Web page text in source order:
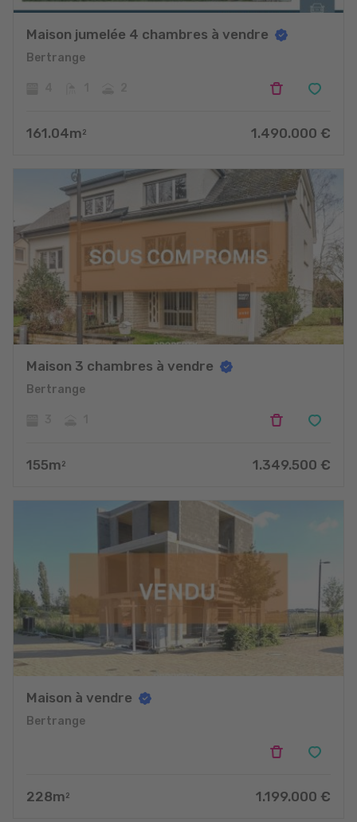
Maison jumelée 4 chambres à vendre
Bertrange
161.04m 2 1.490.000 €
Maison 3 chambres à vendre
Bertrange
155m 2 1.349.500 €
Maison à vendre
Bertrange
228m 2 1.199.000 €